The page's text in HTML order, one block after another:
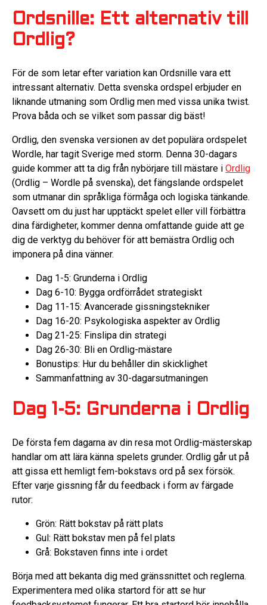
Ordsnille: Ett alternativ till
Ordlig?
För de som letar efter variation kan Ordsnille vara ett
intressant alternativ. Detta svenska ordspel erbjuder en
liknande utmaning som Ordlig men med vissa unika twist.
Prova båda och se vilket som passar dig bäst!
Ordlig, den svenska versionen av det populära ordspelet
Wordle, har tagit Sverige med storm. Denna 30-dagars
guide kommer att ta dig från nybörjare till mästare i Ordlig
(Ordlig – Wordle på svenska), det fängslande ordspelet
som utmanar din språkliga förmåga och logiska tänkande.
Oavsett om du just har upptäckt spelet eller vill förbättra
dina färdigheter, kommer denna omfattande guide att ge
dig de verktyg du behöver för att bemästra Ordlig och
imponera på dina vänner.
Dag 1-5: Grunderna i Ordlig
Dag 6-10: Bygga ordförrådet strategiskt
Dag 11-15: Avancerade gissningstekniker
Dag 16-20: Psykologiska aspekter av Ordlig
Dag 21-25: Finslipa din strategi
Dag 26-30: Bli en Ordlig-mästare
Bonustips: Hur du behåller din skicklighet
Sammanfattning av 30-dagarsutmaningen
Dag 1-5: Grunderna i Ordlig
De första fem dagarna av din resa mot Ordlig-mästerskap
handlar om att lära känna spelets grunder. Ordlig går ut på
att gissa ett hemligt fem-bokstavs ord på sex försök.
Efter varje gissning får du feedback i form av färgade
rutor:
Grön: Rätt bokstav på rätt plats
Gul: Rätt bokstav men på fel plats
Grå: Bokstaven finns inte i ordet
Börja med att bekanta dig med gränssnittet och reglerna.
Experimentera med olika startord för att se hur